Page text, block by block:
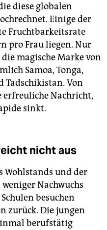
diese globalen
Einige der
Fruchtbarkeitsrate
pro Frau liegen. Nur
magische Marke von
Samoa, Tonga,
Tadschikistan. Von
erfreuliche Nachricht,
sinkt.
nicht aus
Wohlstands und der
Nachwuchs
besuchen
zurück. Die jungen
berufstätig